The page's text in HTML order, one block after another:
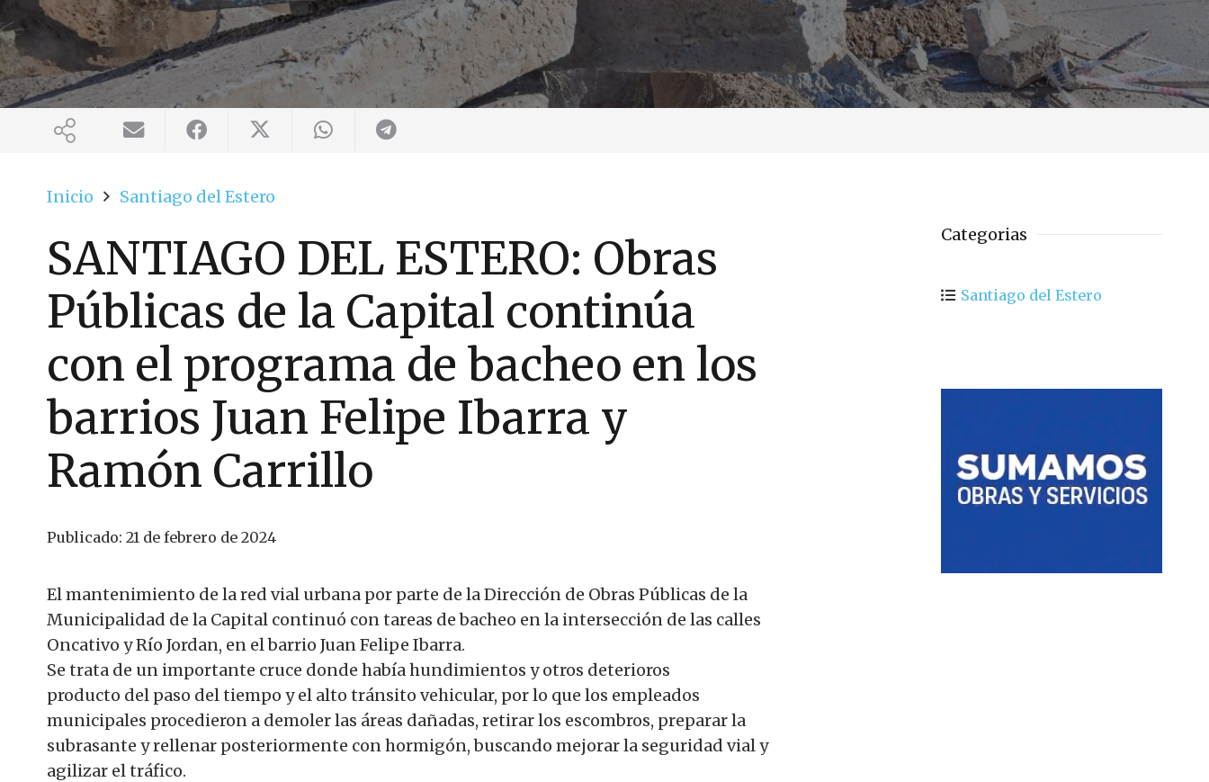
Inicio Santiago del Estero
SANTIAGO DEL ESTERO: Obras
Públicas de la Capital continúa
con el programa de bacheo en los
barrios Juan Felipe Ibarra y
Ramón Carrillo
Publicado: 21 de febrero de 2024
El mantenimiento de la red vial urbana por parte de la Dirección de Obras Públicas de la
Municipalidad de la Capital continuó con tareas de bacheo en la intersección de las calles
Oncativo y Río Jordan, en el barrio Juan Felipe Ibarra.
Se trata de un importante cruce donde había hundimientos y otros deterioros
producto del paso del tiempo y el alto tránsito vehicular, por lo que los empleados
municipales procedieron a demoler las áreas dañadas, retirar los escombros, preparar la
subrasante y rellenar posteriormente con hormigón, buscando mejorar la seguridad vial y
agilizar el tráfico.
Categorias
Santiago del Estero